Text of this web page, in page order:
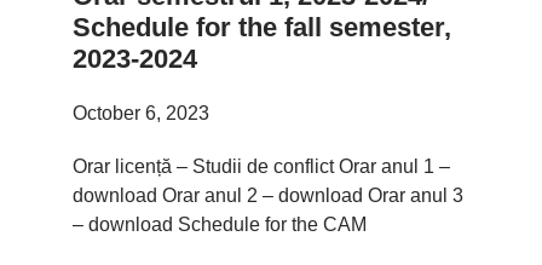
Schedule for the fall semester,
2023-2024
October 6, 2023
Orar licență – Studii de conflict Orar anul 1 –
download Orar anul 2 – download Orar anul 3
– download Schedule for the CAM